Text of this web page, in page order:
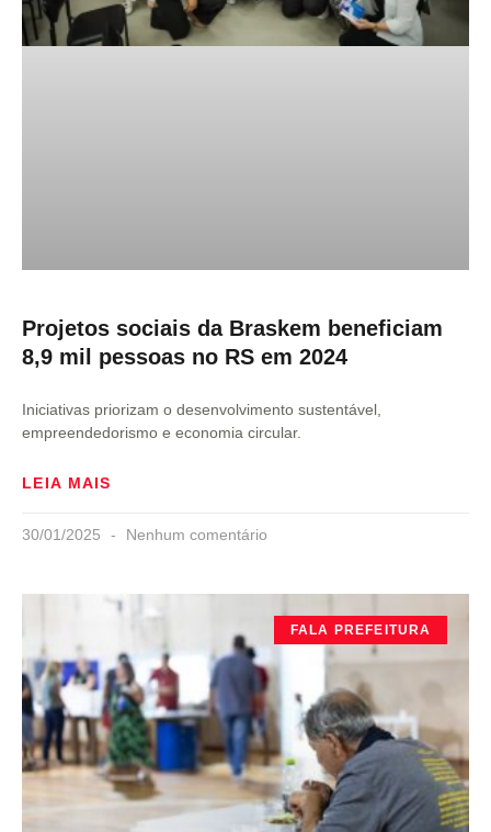
Projetos sociais da Braskem beneficiam
8,9 mil pessoas no RS em 2024
Iniciativas priorizam o desenvolvimento sustentável,
empreendedorismo e economia circular.
LEIA MAIS
30/01/2025 Nenhum comentário
FALA PREFEITURA